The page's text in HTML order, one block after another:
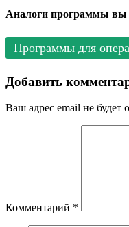
Аналоги программы вы
Программы для
Добавить
Ваш адрес email не будет
Комментарий *